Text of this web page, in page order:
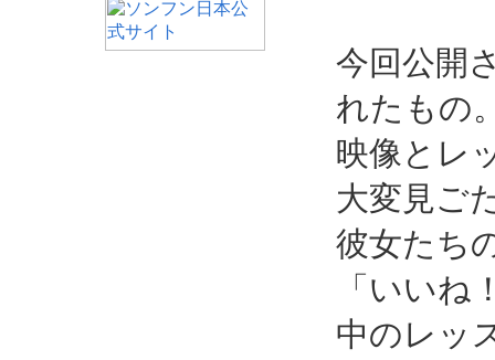
今回公開
れたもの
映像とレ
大変見ご
彼女たち
「いいね
中のレッ